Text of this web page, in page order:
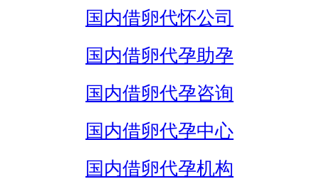
国内借卵代怀公司
国内借卵代孕助孕
国内借卵代孕咨询
国内借卵代孕中心
国内借卵代孕机构